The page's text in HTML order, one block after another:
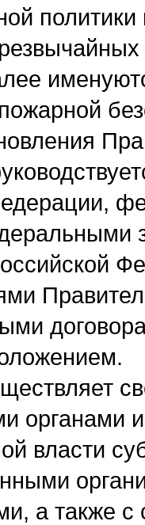
органами
власти
а также